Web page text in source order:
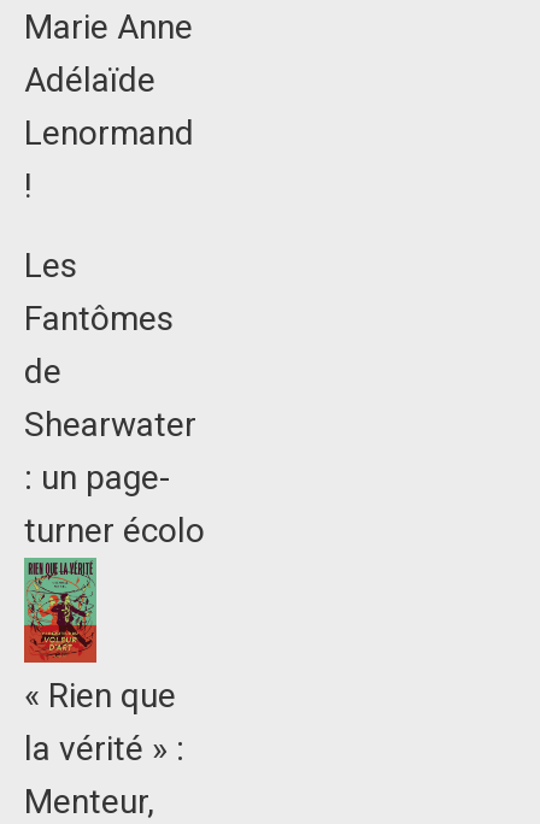
Marie Anne
Adélaïde
Lenormand
!
Les
Fantômes
de
Shearwater
: un page-
turner écolo
« Rien que
la vérité » :
Menteur,